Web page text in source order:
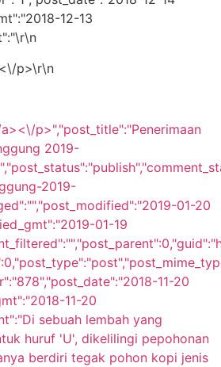
12-13
\r\n
p>\r\n
p>","post_title":"Penerimaan
2019-
2019-
01-20
01-19
11-20
11-20
sebuah lembah yang
huruf 'U', dikelilingi pepohonan
berdiri tegak pohon kopi jenis